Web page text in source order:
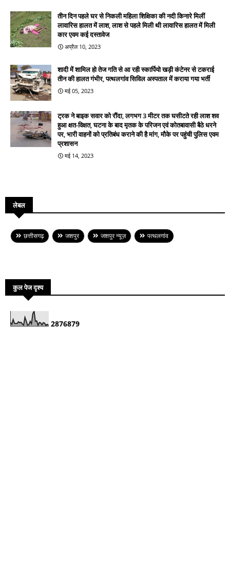
तीन दिन पहले घर से निकली महिला शिक्षिका की नदी किनारे मिलीं
लावारिस हालत में लाश, लाश से पहले मिली थी लावारिस हालत में मिली
कार एवम कई दस्तावेज
अप्रैल 10, 2023
शादी में शामिल हो तेज गति से आ रही स्कार्पियो खड़ी कंटेनर से टकराई
तीन की हालत गंभीर, पत्थलगांव सिविल अस्पताल में कराया गया भर्ती
मई 05, 2023
ट्रक ने बाइक सवार को रौंदा, लगभग 3 मीटर तक घसीटते रही लाश शव
हुआ क्षत-विक्षत, घटना के बाद मृतक के परिजन एवं कोतबावासी बैठे धरने
पर, भारी वाहनों को प्रतिबंध कराने की है मांग, मौके पर पहुंची पुलिस एवम
प्रशासन
मई 14, 2023
लेबल
छत्तीसगढ़ जशपुर जशपुर न्यूज़ पत्थलगांव
कुल पेज दृश्य
2876879